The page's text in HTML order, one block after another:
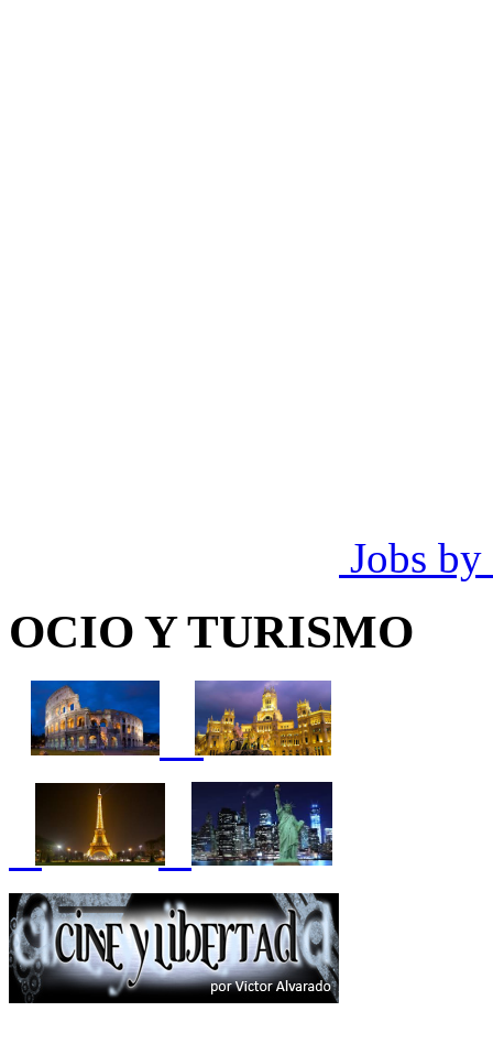
Jobs by
OCIO Y TURISMO